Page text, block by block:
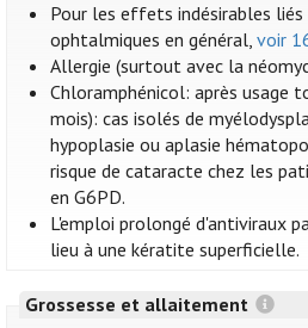
Pour les effets indésirables
ophtalmiques en général,voir
Allergie (surtout avec la
Chloramphénicol: après usage
mois): cas isolés de
hypoplasie ou aplasie
risque de cataracte chez les
en G6PD.
L'emploi prolongé d'antiviraux
lieu à une kératite superficielle.
Grossesse et allaitement